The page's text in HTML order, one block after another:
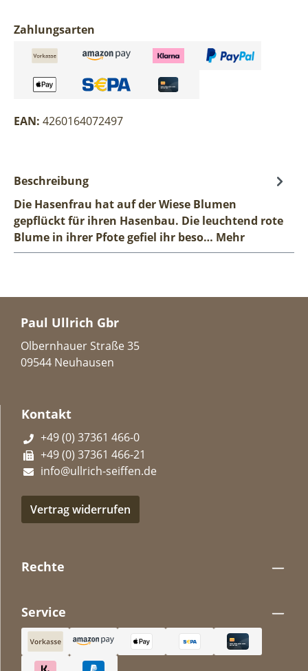
Zahlungsarten
EAN: 4260164072497
Beschreibung
Die Hasenfrau hat auf der Wiese Blumen
gepflückt für ihren Hasenbau. Die leuchtend rote
Blume in ihrer Pfote gefiel ihr beso… Mehr
Paul Ullrich Gbr
Olbernhauer Straße 35
09544 Neuhausen
Kontakt
+49 (0) 37361 466-0
+49 (0) 37361 466-21
info@ullrich-seiffen.de
Vertrag widerrufen
Rechte
Service